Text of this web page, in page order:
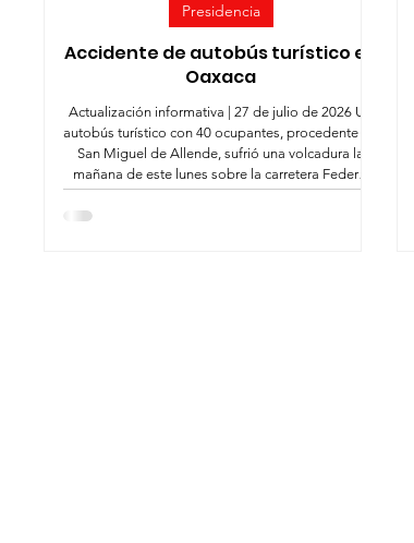
Accidente de autobús turístico en
Oaxaca
Actualización informativa | 27 de julio de 2026 Un
autobús turístico con 40 ocupantes, procedente de
San Miguel de Allende, sufrió una volcadura la
mañana de este lunes sobre la carretera Federal
200, kilómetro 156+400, en el municipio de Santa
María Colotepec, Oaxaca. De acuerdo con la
Presidencia